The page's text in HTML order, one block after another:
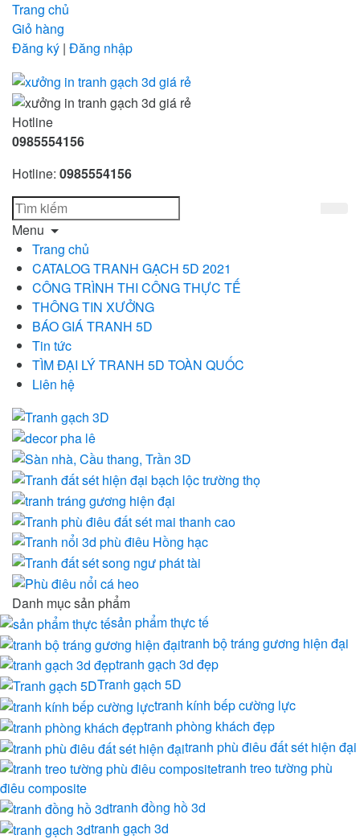
Trang chủ
Giỏ hàng
Đăng ký | Đăng nhập
Hotline
0985554156
Hotline: 0985554156
Menu
Trang chủ
CATALOG TRANH GẠCH 5D 2021
CÔNG TRÌNH THI CÔNG THỰC TẾ
THÔNG TIN XƯỞNG
BÁO GIÁ TRANH 5D
Tin tức
TÌM ĐẠI LÝ TRANH 5D TOÀN QUỐC
Liên hệ
Danh mục sản phẩm
sản phẩm thực tế
tranh bộ tráng gương hiện đại
tranh gạch 3d đẹp
Tranh gạch 5D
tranh kính bếp cường lực
tranh phòng khách đẹp
tranh phù điêu đất sét hiện đại
tranh treo tường phù
điêu composite
tranh đồng hồ 3d
tranh gạch 3d